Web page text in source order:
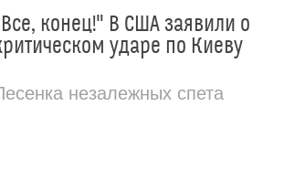
конец!" В США заявили о
ударе по Киеву
незалежных спета